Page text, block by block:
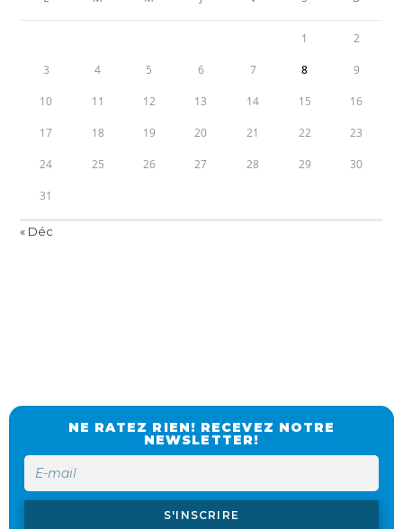
1 2
3 4 5 6 7 8 9
10 11 12 13 14 15 16
17 18 19 20 21 22 23
24 25 26 27 28 29 30
31
« Déc
NE RATEZ RIEN! RECEVEZ NOTRE
NEWSLETTER!
S'INSCRIRE